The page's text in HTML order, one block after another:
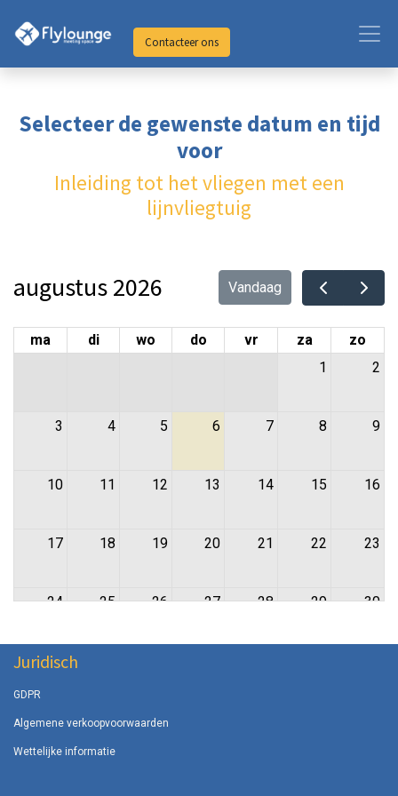
Contacteer ons
Selecteer de gewenste datum en tijd
voor
Inleiding tot het vliegen met een
lijnvliegtuig
augustus 2026 Vandaag
ma di wo do vr za
zo
1
2
3 4 5 6 7 8 9
10 11 12 13 14 15 16
17 18 19 20 21 22 23
24 25 26 27 28 29 30
31
Juridisch
GDPR
Algemene verkoopvoorwaarden
Wettelijke informatie